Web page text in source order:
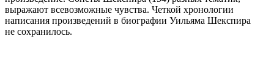
выражают всевозможные чувства. Четкой хронологии
написания произведений в биографии Уильяма Шекспира
не сохранилось.